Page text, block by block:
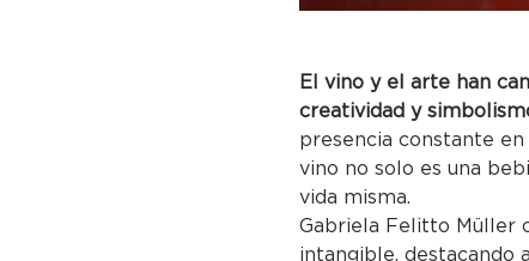
El vino y el arte han
creatividad y
presencia constante
vino no solo es una
vida misma.
Gabriela Felitto Müller
intangible, destacando